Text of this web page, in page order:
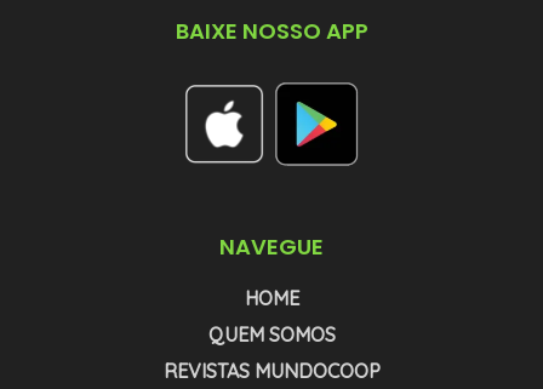
BAIXE NOSSO APP
NAVEGUE
HOME
QUEM SOMOS
REVISTAS MUNDOCOOP